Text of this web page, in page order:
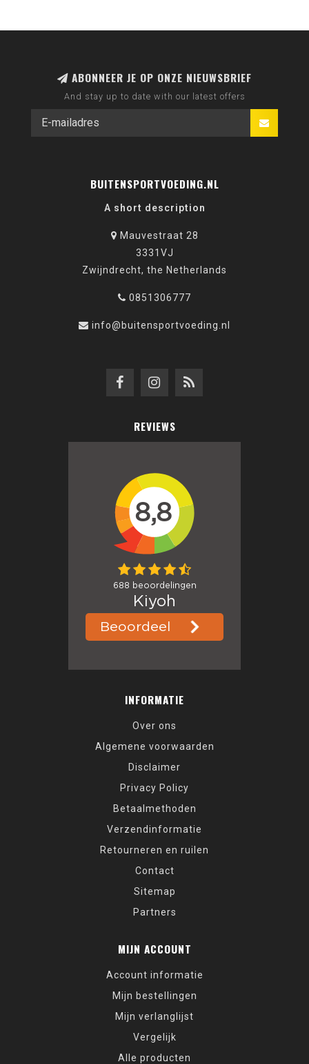
ABONNEER JE OP ONZE NIEUWSBRIEF
And stay up to date with our latest offers
BUITENSPORTVOEDING.NL
A short description
Mauvestraat 28
3331VJ
Zwijndrecht, the Netherlands
0851306777
info@buitensportvoeding.nl
REVIEWS
INFORMATIE
Over ons
Algemene voorwaarden
Disclaimer
Privacy Policy
Betaalmethoden
Verzendinformatie
Retourneren en ruilen
Contact
Sitemap
Partners
MIJN ACCOUNT
Account informatie
Mijn bestellingen
Mijn verlanglijst
Vergelijk
Alle producten